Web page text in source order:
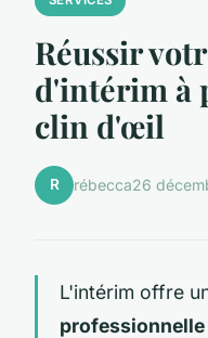
Réussir
d'intérim à
clin d'œil
R rébecca26
L'intérim offre
professionnelle